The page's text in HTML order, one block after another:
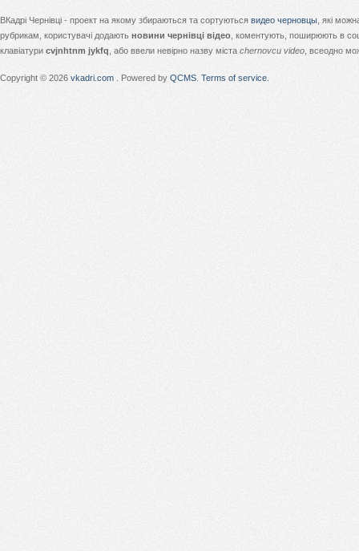
ВКадрі Чернівці - проект на якому збираються та сортуються видео черновцы , які
рубрикам, користувачі додають новини чернівці відео , коментують, поширюють в
клавіатури cvjnhtnm jykfq , або ввели невірно назву міста chernovcu video , всеодно
Copyright © 2026 vkadri.com . Powered by QCMS Terms of service.